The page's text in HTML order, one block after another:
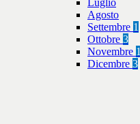
Luglio
Agosto
Settembre 1
Ottobre 3
Novembre 1
Dicembre 3